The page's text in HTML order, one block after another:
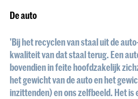
De auto
'Bij het recyclen van staal uit de
kwaliteit van dat staal terug. Een
bovendien in feite hoofdzakelijk
het gewicht van de auto en het
inzittenden) en ons zelfbeeld. Het is